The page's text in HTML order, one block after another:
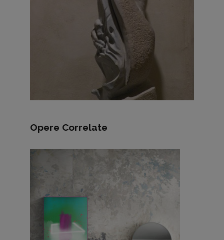
Opere Correlate